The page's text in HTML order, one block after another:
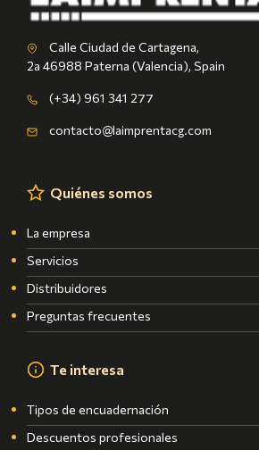
Calle Ciudad de Cartagena,
2a 46988 Paterna (Valencia), Spain
(+34) 961 341 277
contacto@laimprentacg.com
Quiénes somos
La empresa
Servicios
Distribuidores
Preguntas frecuentes
Te interesa
Tipos de encuadernación
Descuentos profesionales